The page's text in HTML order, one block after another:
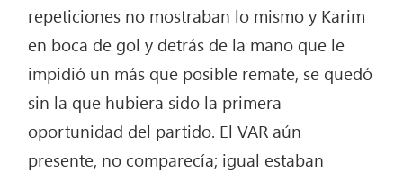
repeticiones no mostraban lo mismo y Karim
en boca de gol y detrás de la mano que le
impidió un más que posible remate, se quedó
sin la que hubiera sido la primera
oportunidad del partido. El VAR aún
presente, no comparecía; igual estaban